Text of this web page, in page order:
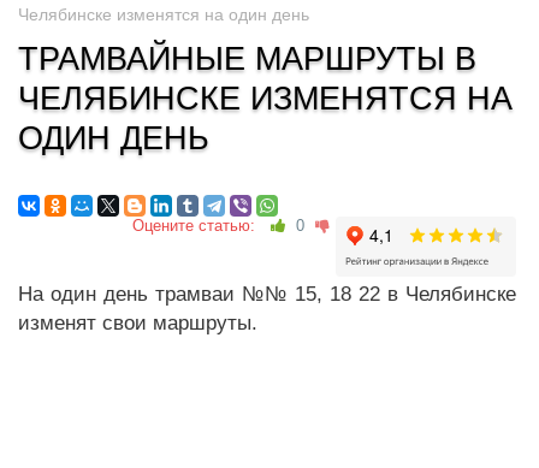
Челябинске изменятся на один день
ТРАМВАЙНЫЕ МАРШРУТЫ В
ЧЕЛЯБИНСКЕ ИЗМЕНЯТСЯ НА
ОДИН ДЕНЬ
Оцените статью: 0
На один день трамваи №№ 15, 18 22 в Челябинске
изменят свои маршруты.